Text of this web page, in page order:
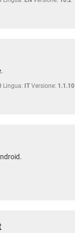
Lingua: IT Versione: 1.1.10